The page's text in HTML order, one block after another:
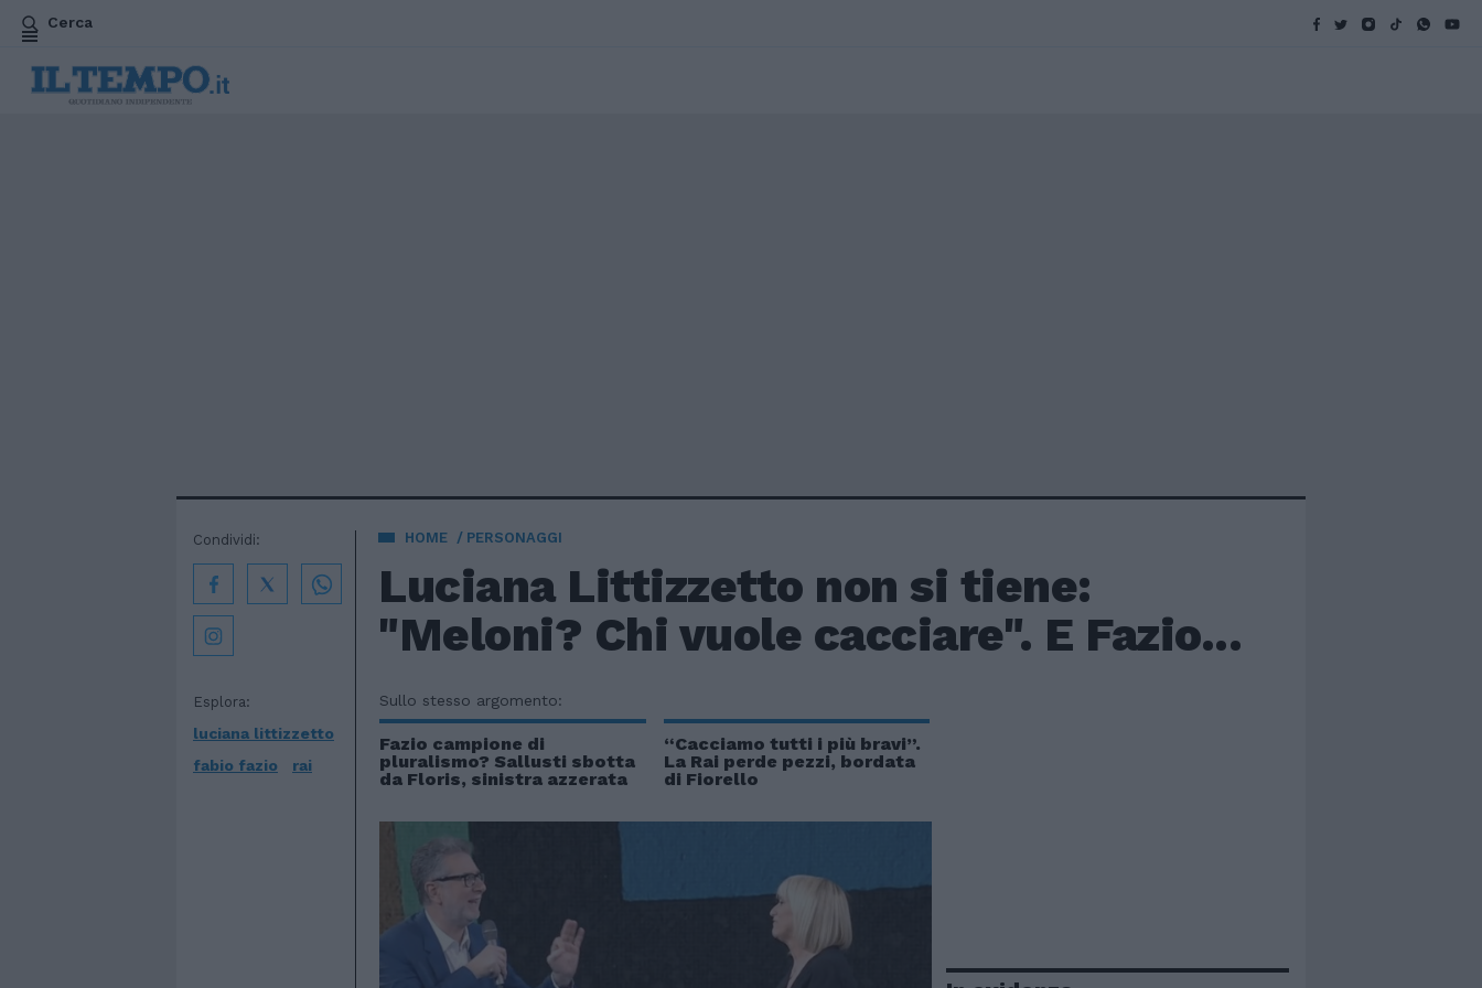
Cerca
HOME PERSONAGGI
Luciana Littizzetto non si tiene:
"Meloni? Chi vuole cacciare". E Fazio...
Esplora:
luciana littizzetto
fabio fazio
rai
Condividi:
Sullo stesso argomento:
Fazio campione di
pluralismo? Sallusti sbotta
da Floris, sinistra azzerata
“Cacciamo tutti i più bravi”.
La Rai perde pezzi, bordata
di Fiorello